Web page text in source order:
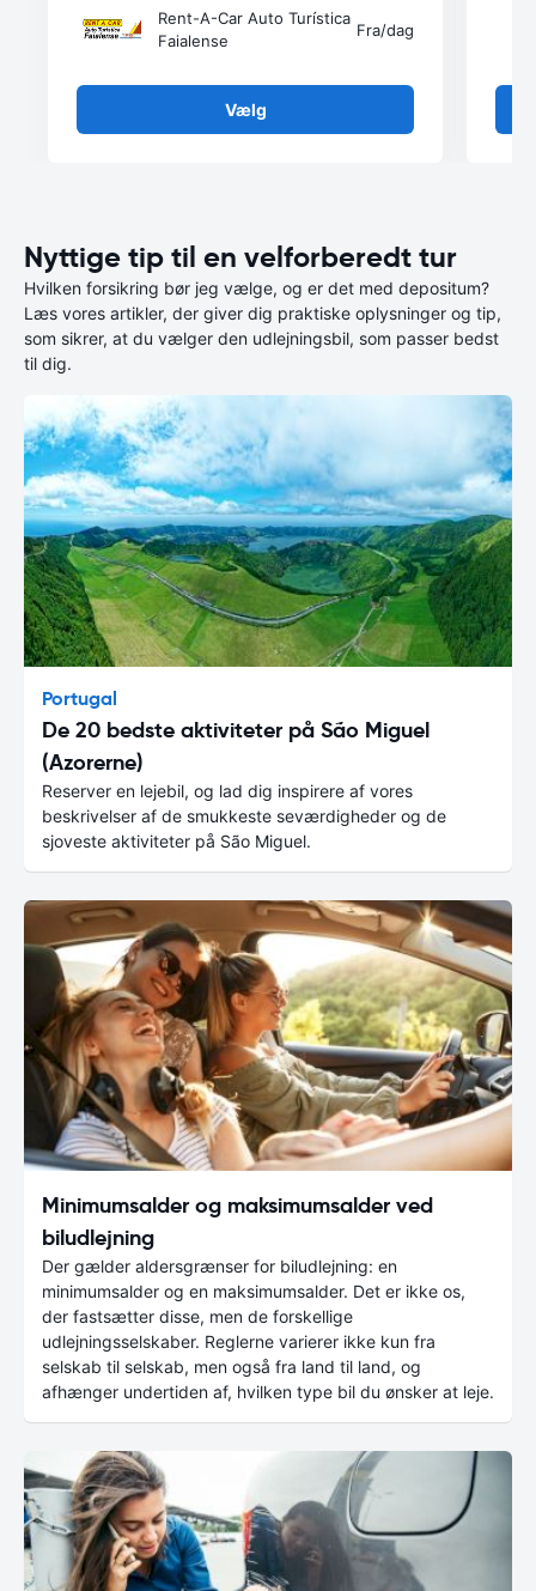
Rent-A-Car Auto Turística
Faialense
Fra/dag
Vælg
Nyttige tip til en velforberedt tur
Hvilken forsikring bør jeg vælge, og er det med depositum?
Læs vores artikler, der giver dig praktiske oplysninger og tip,
som sikrer, at du vælger den udlejningsbil, som passer bedst
til dig.
Portugal
De 20 bedste aktiviteter på São Miguel
(Azorerne)
Reserver en lejebil, og lad dig inspirere af vores
beskrivelser af de smukkeste seværdigheder og de
sjoveste aktiviteter på São Miguel.
Minimumsalder og maksimumsalder ved
biludlejning
Der gælder aldersgrænser for biludlejning: en
minimumsalder og en maksimumsalder. Det er ikke os,
der fastsætter disse, men de forskellige
udlejningsselskaber. Reglerne varierer ikke kun fra
selskab til selskab, men også fra land til land, og
afhænger undertiden af, hvilken type bil du ønsker at leje.